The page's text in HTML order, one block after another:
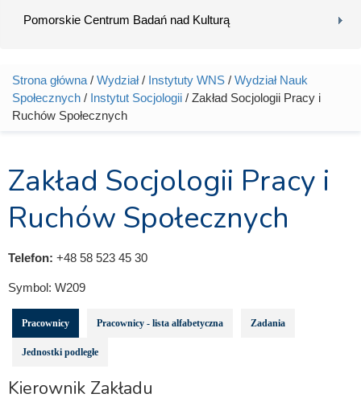
Pomorskie Centrum Badań nad Kulturą
Jesteś tutaj
Strona główna / Wydział/ Instytuty WNS / Wydział Nauk
Społecznych / Instytut Socjologii / Zakład Socjologii Pracy i
Ruchów Społecznych
Zakład Socjologii Pracy i
Ruchów Społecznych
Telefon: +48 58 523 45 30
Symbol: W209
Pracownicy Pracownicy - lista alfabetyczna Zadania
Jednostki podległe
Kierownik Zakładu